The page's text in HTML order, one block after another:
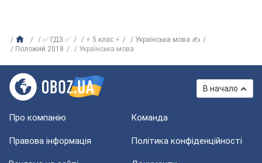
✅ ГДЗ ✅ ⚡ 5 клас ⚡
Українська мова ✍
Положий 2018
Українська мова
В начало
Про компанію Команда
Правова інформація Політика конфіденційності